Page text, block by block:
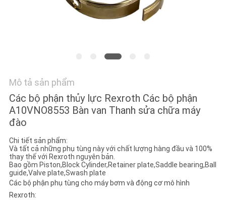
TRANG
WEB
PRIVACY
POLICY
Mô tả sản phẩm
Các bộ phận thủy lực Rexroth Các bộ phận
A10VNO8553 Bàn van Thanh sửa chữa máy
đào
Chi tiết sản phẩm:
Và tất cả những phụ tùng này với chất lượng hàng đầu và 100%
thay thế với Rexroth nguyên bản.
Bao gồm Piston,Block Cylinder,Retainer plate,Saddle bearing,Ball
guide,Valve plate,Swash plate
Các bộ phận phụ tùng cho máy bơm và động cơ mô hình
Rexroth: